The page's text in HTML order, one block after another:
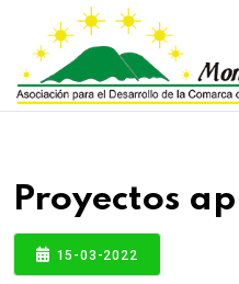
Proyectos
15-03-2022